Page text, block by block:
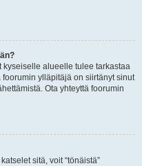
kyseiselle alueelle tulee tarkastaa
ylläpitäjä on siirtänyt sinut
Ota yhteyttä foorumin
sitä, voit “tönäistä”